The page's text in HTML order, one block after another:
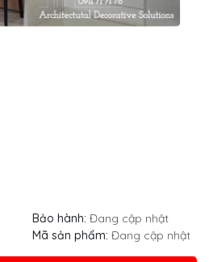
Bảo hành: Đang cập nhật
Mã sản phẩm: Đang cập nhật